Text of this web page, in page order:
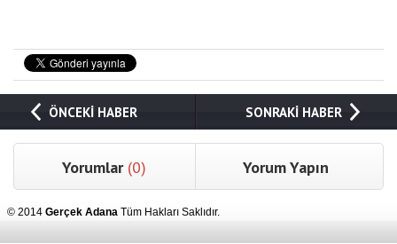
ÖNCEKİ HABER SONRAKİ HABER
Yorumlar (0) Yorum Yapın
© 2014 Gerçek Adana Tüm Hakları Saklıdır.